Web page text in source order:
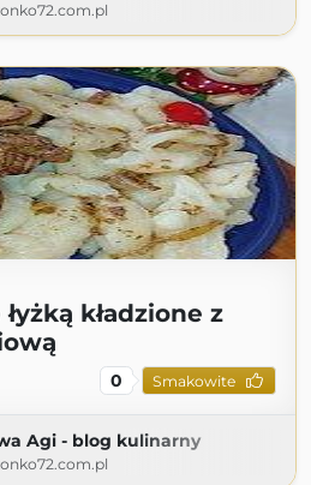
kładzione z
0 Smakowite
Agi - blog kulinarny